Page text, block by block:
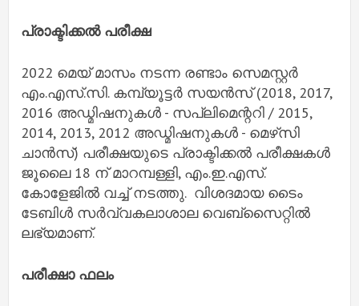
പ്രാക്ടിക്കൽ പരീക്ഷ
2022 മെയ് മാസം നടന്ന രണ്ടാം സെമസ്റ്റർ
എം.എസ്.സി. കമ്പ്യൂട്ടർ സയൻസ് (2018, 2017,
2016 അഡ്മിഷനുകൾ - സപ്ലിമെന്ററി / 2015,
2014, 2013, 2012 അഡ്മിഷനുകൾ - മെഴ്‌സി
ചാൻസ്) പരീക്ഷയുടെ പ്രാക്ടിക്കൽ പരീക്ഷകൾ
ജൂലൈ 18 ന് മാറമ്പള്ളി, എം.ഇ.എസ്.
കോളേജിൽ വച്ച് നടത്തു. വിശദമായ ടൈം
ടേബിൾ സർവ്വകലാശാല വെബ്‌സൈറ്റിൽ
ലഭ്യമാണ്.
പരീക്ഷാ ഫലം